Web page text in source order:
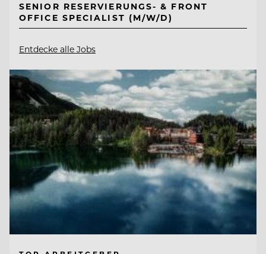
SENIOR RESERVIERUNGS- & FRONT
OFFICE SPECIALIST (M/W/D)
Entdecke alle Jobs